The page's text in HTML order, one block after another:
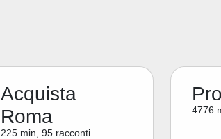
Acquista
Roma
225 min, 95 racconti
4776